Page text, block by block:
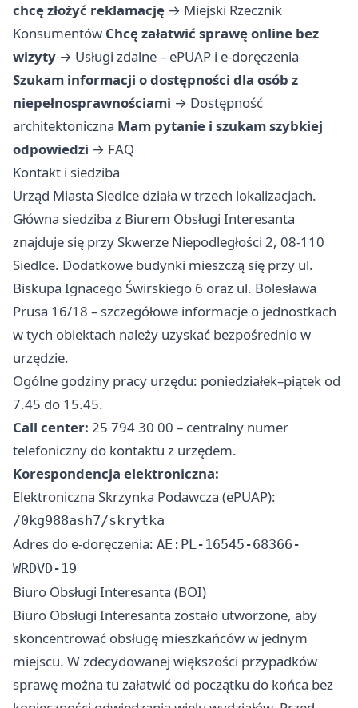
chcę złożyć reklamację → Miejski Rzecznik
Konsumentów Chcę załatwić sprawę online bez
wizyty → Usługi zdalne – ePUAP i e-doręczenia
Szukam informacji o dostępności dla osób z
niepełnosprawnościami → Dostępność
architektoniczna Mam pytanie i szukam szybkiej
odpowiedzi → FAQ
Kontakt i siedziba
Urząd Miasta Siedlce działa w trzech lokalizacjach.
Główna siedziba z Biurem Obsługi Interesanta
znajduje się przy Skwerze Niepodległości 2, 08-110
Siedlce. Dodatkowe budynki mieszczą się przy ul.
Biskupa Ignacego Świrskiego 6 oraz ul. Bolesława
Prusa 16/18 – szczegółowe informacje o jednostkach
w tych obiektach należy uzyskać bezpośrednio w
urzędzie.
Ogólne godziny pracy urzędu: poniedziałek–piątek od
7.45 do 15.45.
Call center: 25 794 30 00 – centralny numer
telefoniczny do kontaktu z urzędem.
Korespondencja elektroniczna:
Elektroniczna Skrzynka Podawcza (ePUAP):
/0kg988ash7/skrytka
Adres do e-doręczenia: AE:PL-16545-68366-
WRDVD-19
Biuro Obsługi Interesanta (BOI)
Biuro Obsługi Interesanta zostało utworzone, aby
skoncentrować obsługę mieszkańców w jednym
miejscu. W zdecydowanej większości przypadków
sprawę można tu załatwić od początku do końca bez